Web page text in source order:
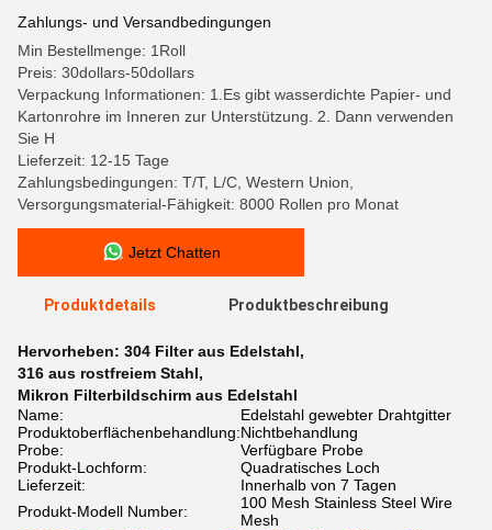
Zahlungs- und Versandbedingungen
Min Bestellmenge: 1Roll
Preis: 30dollars-50dollars
Verpackung Informationen: 1.Es gibt wasserdichte Papier- und
Kartonrohre im Inneren zur Unterstützung. 2. Dann verwenden
Sie H
Lieferzeit: 12-15 Tage
Zahlungsbedingungen: T/T, L/C, Western Union,
Versorgungsmaterial-Fähigkeit: 8000 Rollen pro Monat
Jetzt Chatten
Produktdetails Produktbeschreibung
Hervorheben: 304 Filter aus Edelstahl,
316 aus rostfreiem Stahl,
Mikron Filterbildschirm aus Edelstahl
Name:
Edelstahl gewebter Drahtgitter
Produktoberflächenbehandlung:Nichtbehandlung
Probe:
Verfügbare Probe
Produkt-Lochform:
Quadratisches Loch
Lieferzeit:
Innerhalb von 7 Tagen
Produkt-Modell Number:
100 Mesh Stainless Steel Wire
Mesh